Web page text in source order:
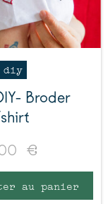
Broder
€
au panier